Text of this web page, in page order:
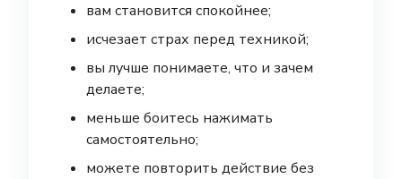
вам становится спокойнее;
исчезает страх перед техникой;
вы лучше понимаете, что и зачем
делаете;
меньше боитесь нажимать
самостоятельно;
можете повторить действие без